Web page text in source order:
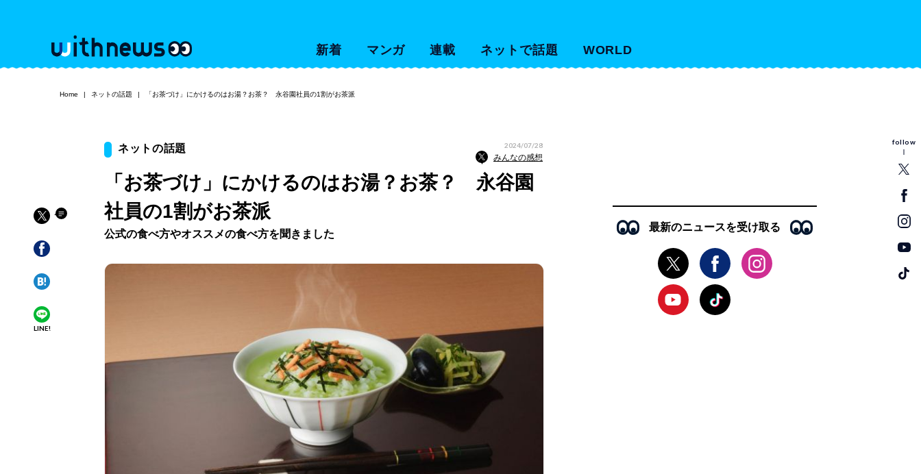
新着 マンガ 連載 ネットで話題 WORLD
follow
Home ネットの話題 「お茶づけ」にかけるのはお湯？お茶？ 永谷園社員の1割がお茶派
LINE!
ネットの話題 2024/07/28
みんなの感想
「お茶づけ」にかけるのはお湯？お茶？ 永谷園
社員の1割がお茶派
公式の食べ方やオススメの食べ方を聞きました
最新のニュースを受け取る